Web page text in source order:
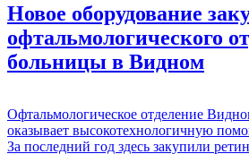
Новое оборудование
офтальмологического
больницы в Видном
Офтальмологическое отделение
оказывает высокотехнологичную
За последний год здесь закупили